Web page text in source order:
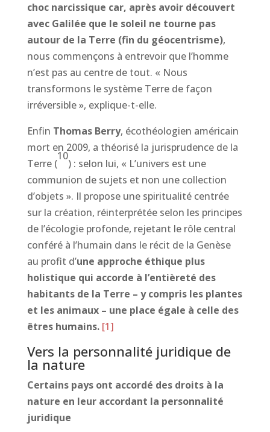
choc narcissique car, après avoir découvert
avec Galilée que le soleil ne tourne pas
autour de la Terre (fin du géocentrisme),
nous commençons à entrevoir que l’homme
n’est pas au centre de tout. « Nous
transformons le système Terre de façon
irréversible », explique-t-elle.
Enfin Thomas Berry, écothéologien américain
mort en 2009, a théorisé la jurisprudence de la
Terre (
10
) : selon lui, « L’univers est une
communion de sujets et non une collection
d’objets ». Il propose une spiritualité centrée
sur la création, réinterprétée selon les principes
de l’écologie profonde, rejetant le rôle central
conféré à l’humain dans le récit de la Genèse
au profit d’une approche éthique plus
holistique qui accorde à l’entièreté des
habitants de la Terre – y compris les plantes
et les animaux – une place égale à celle des
êtres humains. [1]
Vers la personnalité juridique de
la nature
Certains pays ont accordé des droits à la
nature en leur accordant la personnalité
juridique